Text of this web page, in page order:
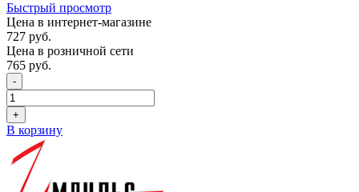
Быстрый просмотр
Цена в интернет-магазине
727 руб.
Цена в розничной сети
765 руб.
-
+
В корзину